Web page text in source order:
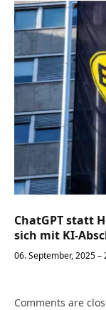
ChatGPT statt
sich mit KI-
06. September, 2025 –
Comments are